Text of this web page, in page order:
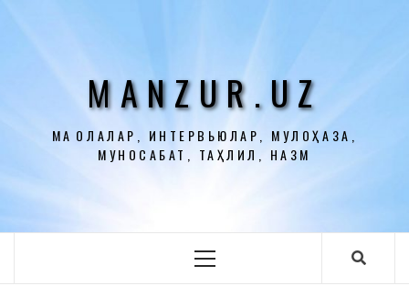
MANZUR.UZ
МАҚОЛАЛАР, ИНТЕРВЬЮЛАР, МУЛОҲАЗА,
МУНОСАБАТ, ТАҲЛИЛ, НАЗМ
меню